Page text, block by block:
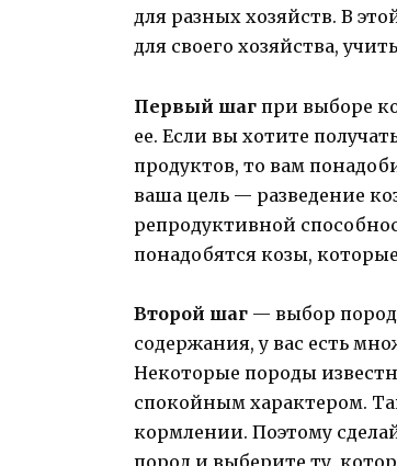
для разных хозяйств. В
для своего хозяйства,
Первый шаг при выборе
ее. Если вы хотите
продуктов, то вам
ваша цель — разведение
репродуктивной
понадобятся козы,
Второй шаг — выбор
содержания, у вас есть
Некоторые породы
спокойным характером.
кормлении. Поэтому
пород и выберите ту,